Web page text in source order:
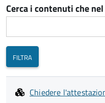
Cerca i contenuti che
Chiedere